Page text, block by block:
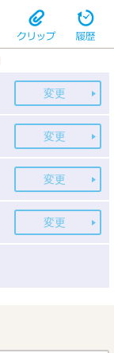
変更
変更
変更
変更